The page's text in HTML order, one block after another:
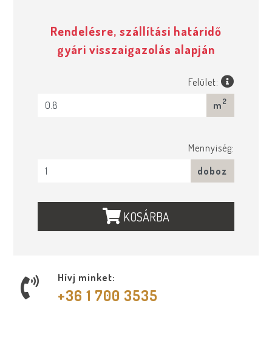
Rendelésre, szállítási határidő
gyári visszaigazolás alapján
Felület:
m 2
Mennyiség:
doboz
KOSÁRBA
Hívj minket:
+36 1 700 3535